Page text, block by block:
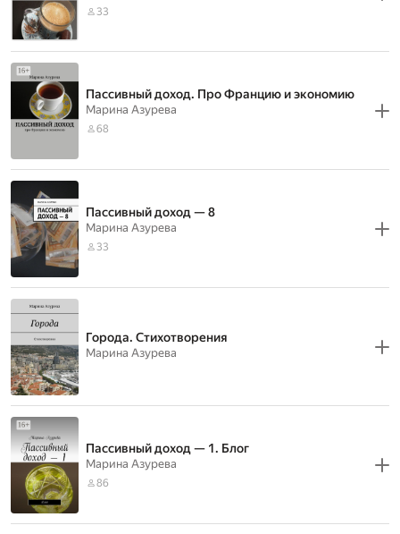
33
Пассивный доход. Про Францию и экономию
Марина Азурева
68
Пассивный доход — 8
Марина Азурева
33
Города. Стихотворения
Марина Азурева
Пассивный доход — 1. Блог
Марина Азурева
86